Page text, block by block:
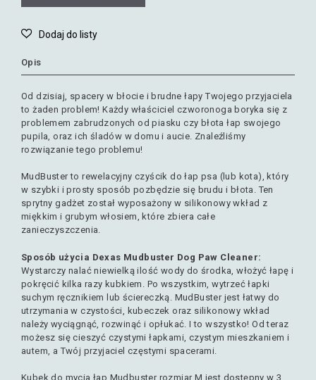
Opis
Od dzisiaj, spacery w błocie i brudne łapy Twojego przyjaciela
to żaden problem! Każdy właściciel czworonoga boryka się z
problemem zabrudzonych od piasku czy błota łap swojego
pupila, oraz ich śladów w domu i aucie. Znaleźliśmy
rozwiązanie tego problemu!
MudBuster to rewelacyjny czyścik do łap psa (lub kota), który
w szybki i prosty sposób pozbędzie się brudu i błota. Ten
sprytny gadżet został wyposażony w silikonowy wkład z
miękkim i grubym włosiem, które zbiera całe
zanieczyszczenia.
Sposób użycia Dexas Mudbuster Dog Paw Cleaner:
Wystarczy nalać niewielką ilość wody do środka, włożyć łapę i
pokręcić kilka razy kubkiem. Po wszystkim, wytrzeć łapki
suchym ręcznikiem lub ściereczką. MudBuster jest łatwy do
utrzymania w czystości, kubeczek oraz silikonowy wkład
należy wyciągnąć, rozwinąć i opłukać. I to wszystko! Od teraz
możesz się cieszyć czystymi łapkami, czystym mieszkaniem i
autem, a Twój przyjaciel częstymi spacerami.
Kubek do mycia łap Mudbuster rozmiar M jest dostępny w 3